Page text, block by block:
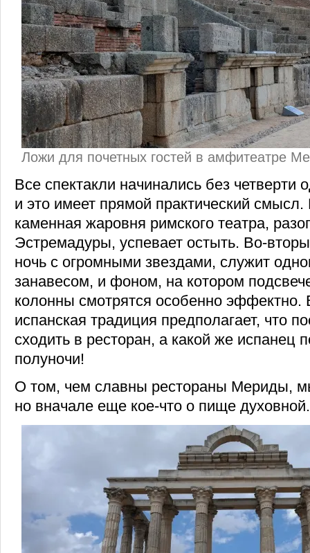
Ложи для почетных гостей в амфитеатре
Все спектакли начинались без четверти
и это имеет прямой практический
каменная жаровня римского театра,
Эстремадуры, успевает остыть. Во-
ночь с огромными звездами, служит
занавесом, и фоном, на котором
колонны смотрятся особенно эффектно.
испанская традиция предполагает, что
сходить в ресторан, а какой же испанец
полуночи!
О том, чем славны рестораны Мериды,
но вначале еще кое-что о пище духовной.